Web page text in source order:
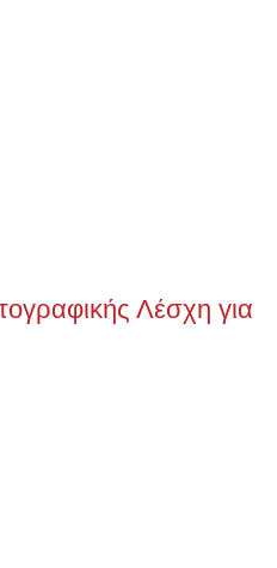
Λέσχη για